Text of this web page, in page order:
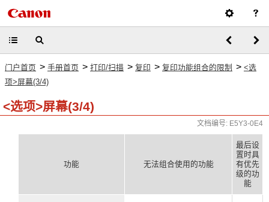
门户首页 > 手册首页 > 打印/扫描 > 复印 > 复印功能组合的限制 > <选
项>屏幕(3/4)
<选项>屏幕(3/4)
文档编号: E5Y3-0E4
功能 无法组合使用的功能
最后设
置时具
有优先
级的功
能